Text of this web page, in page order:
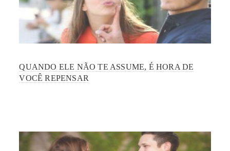
QUANDO ELE NÃO TE ASSUME, É HORA DE
VOCÊ REPENSAR